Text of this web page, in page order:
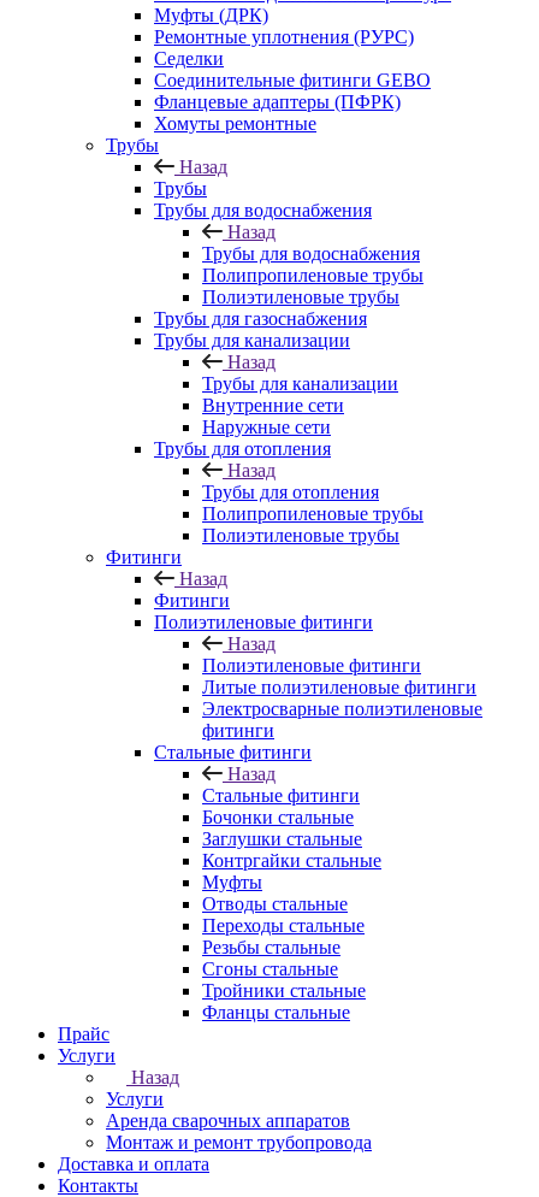
Муфты (ДРК)
Ремонтные уплотнения (РУРС)
Седелки
Соединительные фитинги GEBO
Фланцевые адаптеры (ПФРК)
Хомуты ремонтные
Трубы
Назад
Трубы
Трубы для водоснабжения
Назад
Трубы для водоснабжения
Полипропиленовые трубы
Полиэтиленовые трубы
Трубы для газоснабжения
Трубы для канализации
Назад
Трубы для канализации
Внутренние сети
Наружные сети
Трубы для отопления
Назад
Трубы для отопления
Полипропиленовые трубы
Полиэтиленовые трубы
Фитинги
Назад
Фитинги
Полиэтиленовые фитинги
Назад
Полиэтиленовые фитинги
Литые полиэтиленовые фитинги
Электросварные полиэтиленовые
фитинги
Стальные фитинги
Назад
Стальные фитинги
Бочонки стальные
Заглушки стальные
Контргайки стальные
Муфты
Отводы стальные
Переходы стальные
Резьбы стальные
Сгоны стальные
Тройники стальные
Фланцы стальные
Прайс
Услуги
Назад
Услуги
Аренда сварочных аппаратов
Монтаж и ремонт трубопровода
Доставка и оплата
Контакты